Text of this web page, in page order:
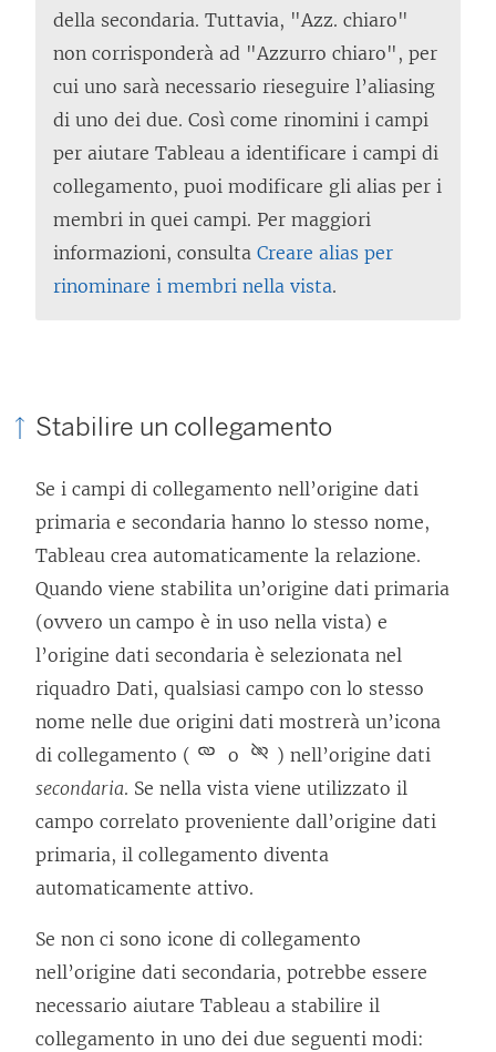
della secondaria. Tuttavia, "Azz. chiaro"
non corrisponderà ad "Azzurro chiaro", per
cui uno sarà necessario rieseguire l’aliasing
di uno dei due. Così come rinomini i campi
per aiutare Tableau a identificare i campi di
collegamento, puoi modificare gli alias per i
membri in quei campi. Per maggiori
informazioni, consulta Creare alias per
rinominare i membri nella vista.
Stabilire un collegamento
Se i campi di collegamento nell’origine dati
primaria e secondaria hanno lo stesso nome,
Tableau crea automaticamente la relazione.
Quando viene stabilita un’origine dati primaria
(ovvero un campo è in uso nella vista) e
l’origine dati secondaria è selezionata nel
riquadro Dati, qualsiasi campo con lo stesso
nome nelle due origini dati mostrerà un’icona
di collegamento (
o
) nell’origine dati
secondaria. Se nella vista viene utilizzato il
campo correlato proveniente dall’origine dati
primaria, il collegamento diventa
automaticamente attivo.
Se non ci sono icone di collegamento
nell’origine dati secondaria, potrebbe essere
necessario aiutare Tableau a stabilire il
collegamento in uno dei due seguenti modi: